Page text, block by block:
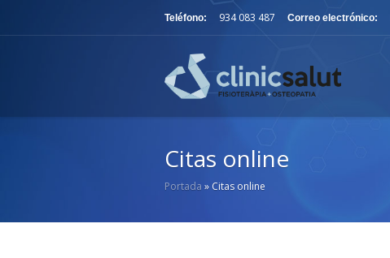
Teléfono: 934 083 487 Correo electrónico:
Citas online
Portada » Citas online